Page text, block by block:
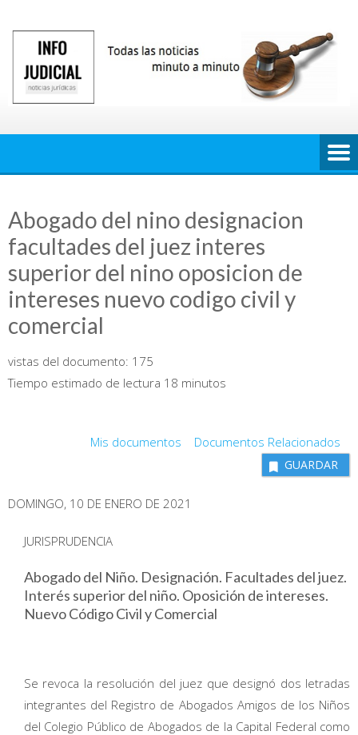
contenido
Abogado del nino designacion
facultades del juez interes
superior del nino oposicion de
intereses nuevo codigo civil y
comercial
vistas del documento: 175
Tiempo estimado de lectura 18 minutos
Mis documentos Documentos Relacionados
GUARDAR
DOMINGO, 10 DE ENERO DE 2021
JURISPRUDENCIA
Abogado del Niño. Designación. Facultades del juez.
Interés superior del niño. Oposición de intereses.
Nuevo Código Civil y Comercial
Se revoca la resolución del juez que designó dos letradas
integrantes del Registro de Abogados Amigos de los Niños
del Colegio Público de Abogados de la Capital Federal como